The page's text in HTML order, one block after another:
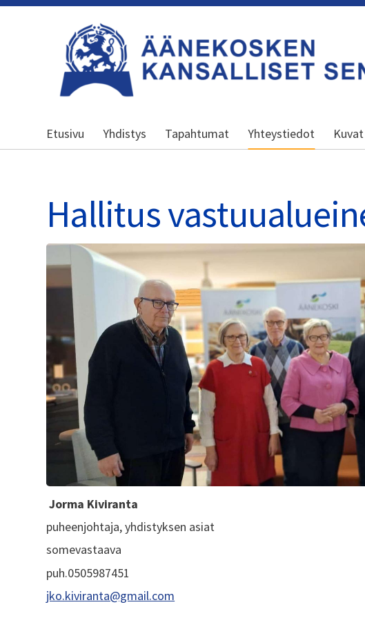
Äänekosken kansalliset seniorit ry
Etusivu Yhdistys Tapahtumat Yhteystiedot Kuvat
Hallitus
Jorma Kiviranta
puheenjohtaja, yhdistyksen asiat
somevastaava
puh.0505987451
jko.kiviranta@gmail.com